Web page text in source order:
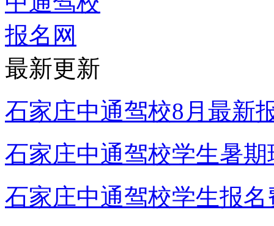
最新更新
石家庄中通驾校8月最新
石家庄中通驾校学生暑期
石家庄中通驾校学生报名